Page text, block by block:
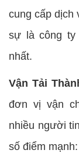
cung cấp dịch
sự là công ty
nhất.
Vận Tải
đơn vị vận
nhiều người
số điểm mạnh: